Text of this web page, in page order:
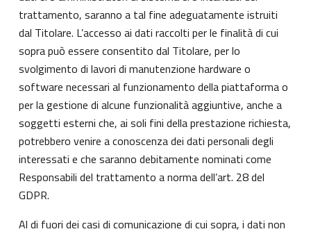
trattamento, saranno a tal fine adeguatamente istruiti
dal Titolare. L’accesso ai dati raccolti per le finalità di cui
sopra può essere consentito dal Titolare, per lo
svolgimento di lavori di manutenzione hardware o
software necessari al funzionamento della piattaforma o
per la gestione di alcune funzionalità aggiuntive, anche a
soggetti esterni che, ai soli fini della prestazione richiesta,
potrebbero venire a conoscenza dei dati personali degli
interessati e che saranno debitamente nominati come
Responsabili del trattamento a norma dell’art. 28 del
GDPR.
Al di fuori dei casi di comunicazione di cui sopra, i dati non